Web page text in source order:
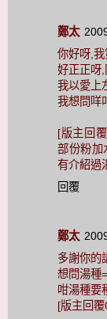
鄭太
你好呀,我
好正正呀
我以愛上
我想問咩
[版主回
部份粉加
有介紹過
回覆
鄭太
多謝你的
想問湯種
咁湯種要
[版主回